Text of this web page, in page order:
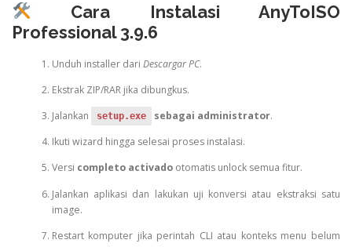
Cara Instalasi AnyToISO
Professional 3.9.6
Unduh installer dari Descargar PC.
Ekstrak ZIP/RAR jika dibungkus.
Jalankan
setup.exe sebagai administrator.
Ikuti wizard hingga selesai proses instalasi.
Versi completo activadootomatis unlock semua fitur.
Jalankan aplikasi dan lakukan uji konversi atau ekstraksi satu
image.
Restart komputer jika perintah CLI atau konteks menu belum